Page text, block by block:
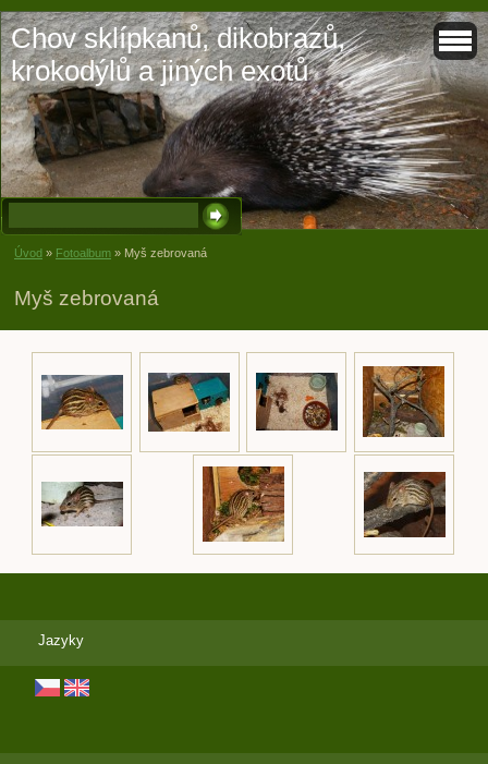
Chov sklípkanů, dikobrazů,
krokodýlů a jiných exotů
Úvod » Fotoalbum » Myš zebrovaná
Myš zebrovaná
Jazyky